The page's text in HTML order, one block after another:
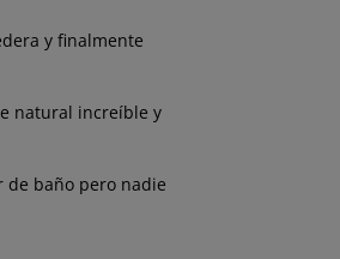
y finalmente
natural increíble y
de baño pero nadie